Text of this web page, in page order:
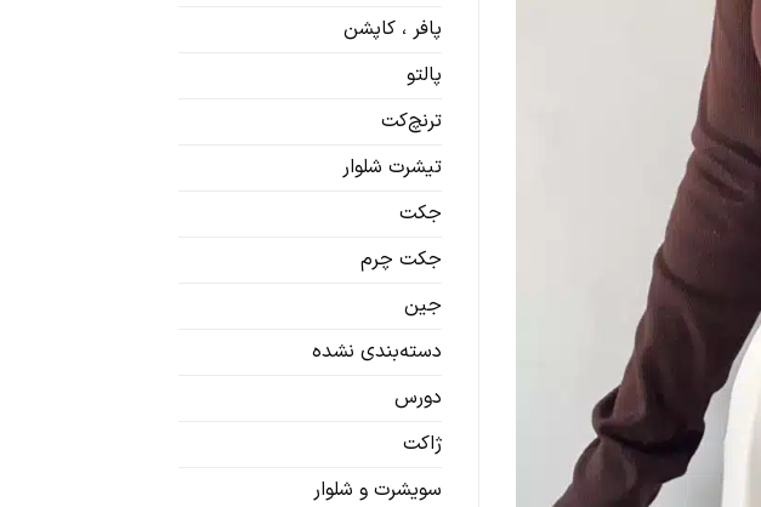
پافر ، کاپشن
پالتو
ترنچ‌کت
تیشرت شلوار
جکت
جکت چرم
جین
دسته‌بندی نشده
دورس
ژاکت
سویشرت‌ و شلوار